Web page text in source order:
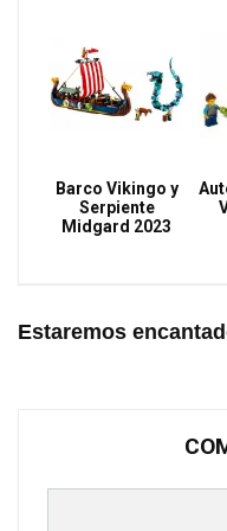
Barco Vikingo y
Serpiente
Midgard 2023
Estaremos